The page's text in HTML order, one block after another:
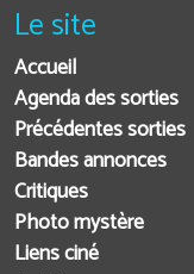
Le site
Accueil
Agenda des sorties
Précédentes sorties
Bandes annonces
Critiques
Photo mystère
Liens ciné